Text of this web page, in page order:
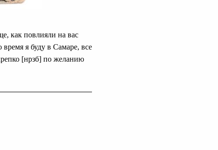
как повлияли на вас
я буду в Самаре, все
[нрзб] по желанию